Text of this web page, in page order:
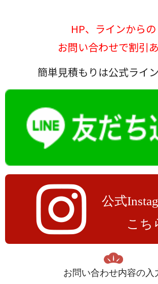
HP、ラインからの
お問い合わせで割引
簡単見積もりは公式ライ
公式
こち
お問い合わせ内容の入